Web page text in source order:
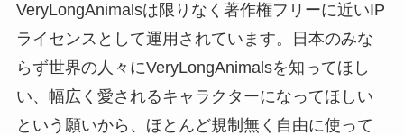
VeryLongAnimalsは限りなく著作権フリーに近いIP
ライセンスとして運用されています。日本のみな
らず世界の人々にVeryLongAnimalsを知ってほし
い、幅広く愛されるキャラクターになってほしい
という願いから、ほとんど規制無く自由に使って